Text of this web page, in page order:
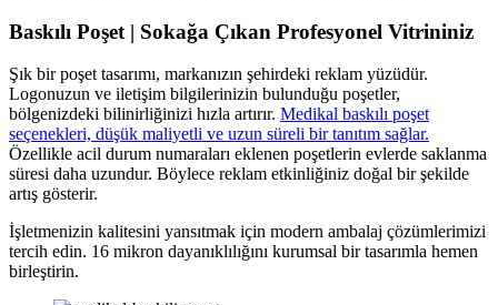
Baskılı Poşet | Sokağa Çıkan Profesyonel Vitrininiz
Şık bir poşet tasarımı, markanızın şehirdeki reklam yüzüdür.
Logonuzun ve iletişim bilgilerinizin bulunduğu poşetler,
bölgenizdeki bilinirliğinizi hızla artırır. Medikal baskılı poşet
seçenekleri, düşük maliyetli ve uzun süreli bir tanıtım sağlar.
Özellikle acil durum numaraları eklenen poşetlerin evlerde saklanma
süresi daha uzundur. Böylece reklam etkinliğiniz doğal bir şekilde
artış gösterir.
İşletmenizin kalitesini yansıtmak için modern ambalaj çözümlerimizi
tercih edin. 16 mikron dayanıklılığını kurumsal bir tasarımla hemen
birleştirin.